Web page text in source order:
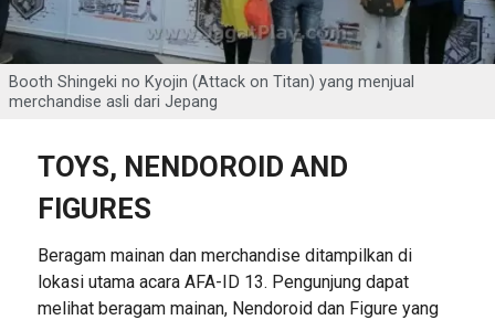
Booth Shingeki no Kyojin (Attack on Titan) yang menjual
merchandise asli dari Jepang
TOYS, NENDOROID AND
FIGURES
Beragam mainan dan merchandise ditampilkan di
lokasi utama acara AFA-ID 13. Pengunjung dapat
melihat beragam mainan, Nendoroid dan Figure yang